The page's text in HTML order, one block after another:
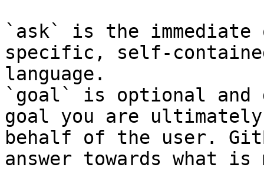
`ask` is the
specific, self-
language.
`goal` is optional and
goal you are
behalf of the user.
answer towards what